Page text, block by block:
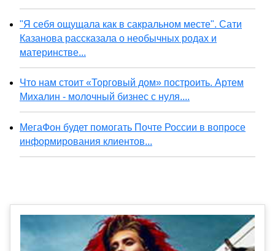
"Я себя ощущала как в сакральном месте". Сати
Казанова рассказала о необычных родах и
материнстве...
Что нам стоит «Торговый дом» построить. Артем
Михалин - молочный бизнес с нуля....
МегаФон будет помогать Почте России в вопросе
информирования клиентов...